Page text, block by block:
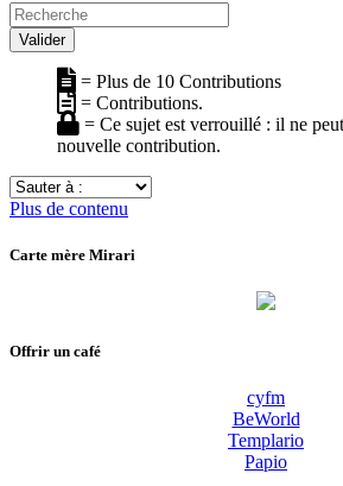
Recherche
Valider
= Plus de 10 Contributions
= Contributions.
= Ce sujet est verrouillé : il ne
nouvelle contribution.
Sauter
à
Plus de contenu
Carte mère Mirari
Offrir un café
cyfm
BeWorld
Templario
Papio